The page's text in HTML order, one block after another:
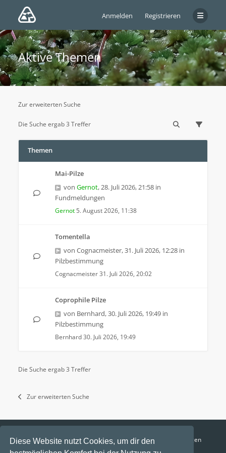
Diese Website nutzt Cookies, um dir den
Anmelden Registrieren
Aktive Themen
Zur erweiterten Suche
Die Suche ergab 3 Treffer
Themen
Mai-Pilze
von Gernot,28. Juli 2026, 21:58 in
Fundmeldungen
Gernot 5. August 2026, 11:38
Tomentella
von Cognacmeister,31. Juli 2026, 12:28 in
Pilzbestimmung
Cognacmeister31. Juli 2026, 20:02
Coprophile Pilze
von Bernhard,30. Juli 2026, 19:49 in
Pilzbestimmung
Bernhard30. Juli 2026, 19:49
Die Suche ergab 3 Treffer
Zur erweiterten Suche
Funga Austria FAQ Datenschutz
Nutzungsbedingungen